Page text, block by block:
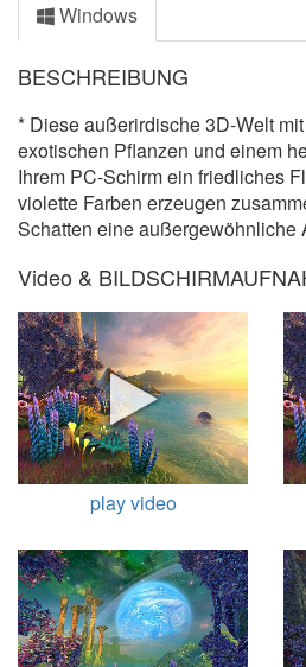
Windows
BESCHREIBUNG
* Diese außerirdische 3D-Welt
exotischen Pflanzen und einem
Ihrem PC-Schirm ein friedliches
violette Farben erzeugen
Schatten eine außergewöhnliche
Video &
play video